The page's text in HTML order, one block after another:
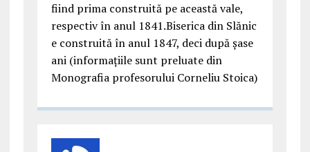
fiind prima construită pe această vale,
respectiv în anul 1841.Biserica din Slănic
e construită în anul 1847, deci după șase
ani (informațiile sunt preluate din
Monografia profesorului Corneliu Stoica)